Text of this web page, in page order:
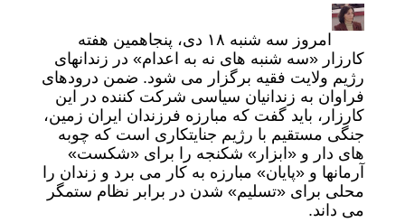
امروز سه شنبه ۱۸ دی، پنجاهمین هفته
کارزار «سه شنبه های نه به اعدام» در زندانهای
رژیم ولایت فقیه برگزار می شود. ضمن درودهای
فراوان به زندانیان سیاسی شرکت کننده در این
کارزار، باید گفت که مبارزه فرزندان ایران زمین،
جنگی مستقیم با رژیم جنایتکاری است که چوبه
های دار و «ابزار» شکنجه را برای «شکست»
آرمانها و «پایان» مبارزه به کار می برد و زندان را
محلی برای «تسلیم» شدن در برابر نظام ستمگر
می داند.